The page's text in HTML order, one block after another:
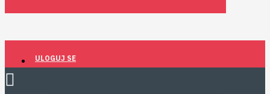
ULOGUJ SE